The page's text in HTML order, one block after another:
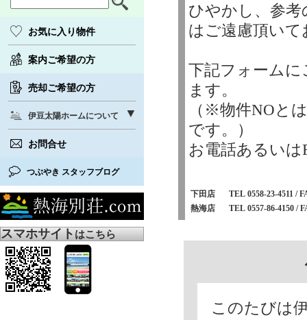
お気に入り物件
案内ご希望の方
売却ご希望の方
伊豆太陽ホームについて
お問合せ
つぶやき スタッフブログ
スマホサイトはこちら
ひやかし、参
はご遠慮頂い
下記フォーム
ます。
（※物件NOと
です。）
お電話あるい
下田店
TEL 0558-23-4511 /
熱海店
TEL 0557-86-4150 /
このたびは